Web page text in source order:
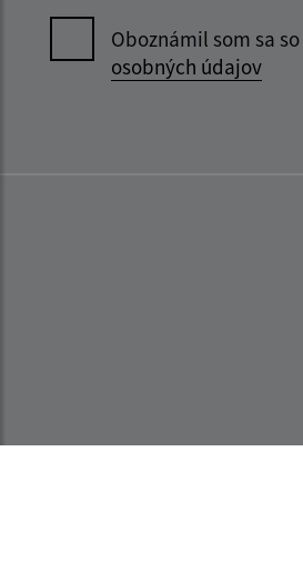
Oboznámil som sa so
osobných údajov